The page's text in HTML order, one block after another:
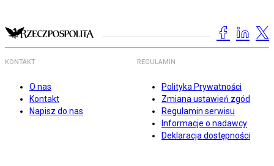
KONTAKT
O nas
Kontakt
Napisz do nas
REGULAMIN
Polityka Prywatności
Zmiana ustawień zgód
Regulamin serwisu
Informacje o nadawcy
Deklaracja dostępności